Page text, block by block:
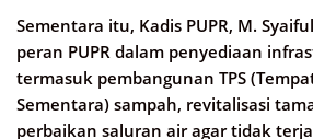
Sementara itu, Kadis PUPR, M.
peran PUPR dalam penyediaan
termasuk pembangunan TPS
Sementara) sampah, revitalisasi
perbaikan saluran air agar tidak